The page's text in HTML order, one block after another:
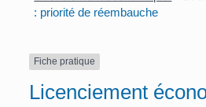
: priorité de réembauche
Fiche pratique
Licenciement